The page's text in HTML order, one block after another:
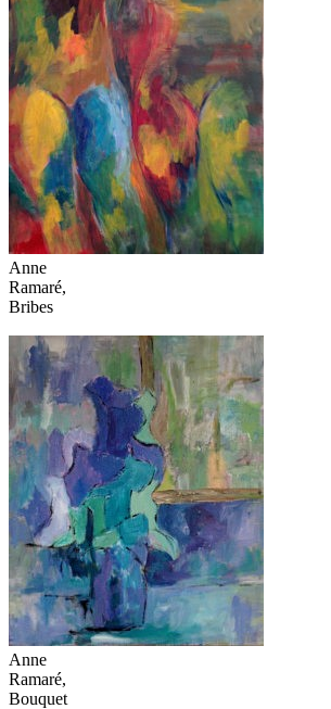
Anne
Ramaré,
Bribes
Anne
Ramaré,
Bouquet